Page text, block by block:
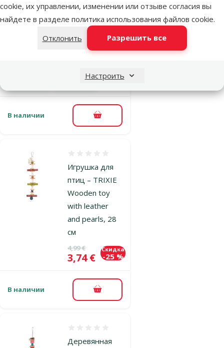
cookie, их управлении, изменении или отзыве согласия вы
найдете в разделе политика использования файлов cookie.
Отклонить
Разрешить все
Настроить
20 см
Исходная цена
9,99 €
Цена
7,48 € -25 %
марка
В наличии В корзину
Игрушка для
птиц – TRIXIE
Wooden toy
with leather
and pearls, 28
см
Исходная цена
4,99 €
Цена
3,74 €
Скидка
-25 %
В наличии В корзину
Деревянная